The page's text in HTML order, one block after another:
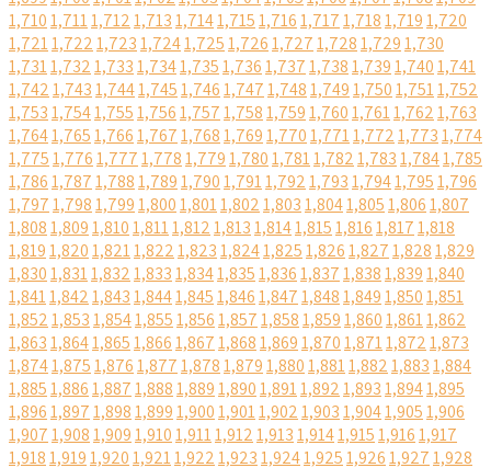
1,7101,7111,7121,7131,7141,7151,7161,7171,7181,7191,720
1,7211,7221,7231,7241,7251,7261,7271,7281,7291,730
1,7311,7321,7331,7341,7351,7361,7371,7381,7391,7401,741
1,7421,7431,7441,7451,7461,7471,7481,7491,7501,7511,752
1,7531,7541,7551,7561,7571,7581,7591,7601,7611,7621,763
1,7641,7651,7661,7671,7681,7691,7701,7711,7721,7731,774
1,7751,7761,7771,7781,7791,7801,7811,7821,7831,7841,785
1,7861,7871,7881,7891,7901,7911,7921,7931,7941,7951,796
1,7971,7981,7991,8001,8011,8021,8031,8041,8051,8061,807
1,8081,8091,8101,8111,8121,8131,8141,8151,8161,8171,818
1,8191,8201,8211,8221,8231,8241,8251,8261,8271,8281,829
1,8301,8311,8321,8331,8341,8351,8361,8371,8381,8391,840
1,8411,8421,8431,8441,8451,8461,8471,8481,8491,8501,851
1,8521,8531,8541,8551,8561,8571,8581,8591,8601,8611,862
1,8631,8641,8651,8661,8671,8681,8691,8701,8711,8721,873
1,8741,8751,8761,8771,8781,8791,8801,8811,8821,8831,884
1,8851,8861,8871,8881,8891,8901,8911,8921,8931,8941,895
1,8961,8971,8981,8991,9001,9011,9021,9031,9041,9051,906
1,9071,9081,9091,9101,9111,9121,9131,9141,9151,9161,917
1,9181,9191,9201,9211,9221,9231,9241,9251,9261,9271,928